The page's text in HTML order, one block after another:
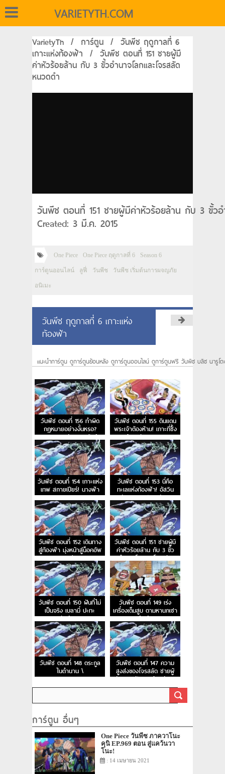
VARIETYTH.COM
VarietyTh / การ์ตูน / วันพีช ฤดูกาลที่ 6
เกาะแห่งท้องฟ้า / วันพีช ตอนที่ 151 ชายผู้มี
ค่าหัวร้อยล้าน กับ 3 ขั้วอำนาจโลกและโจรสลัด
หนวดดำ
วันพีช ตอนที่ 151 ชายผู้มีค่าหัวร้อยล้าน กับ 3 ขั้วอ
Created: 3 มี.ค. 2015
One Piece One Piece ฤดูกาลที่ 6 Season 6
การ์ตูนออนไลน์ ลูฟี่ วันพีช วันพีช เริ่มต้นการผจญภัย
อนิเมะ
วันพีช ฤดูกาลที่ 6 เกาะแห่ง
ท้องฟ้า
แนะนำการ์ตูน ดูการ์ตูนย้อนหลัง ดูการ์ตูนออนไลน์ ดูการ์ตูนฟรี วันพีซ บลีซ นารูโตะ
วันพีช ตอนที่ 156 ทำผิด
กฎหมายอย่างงั้นหรอ?
กฎหมายแห่งสกายเปียร์
วันพีช ตอนที่ 155 ดินแดน
พระเจ้าต้องห้าม! เกาะที่ซึ้ง
พระเจ้าอาศัย และ การลง
ทัณต์จากสวรรค์
วันพีช ตอนที่ 154 เกาะแห่ง
เทพ สกายเปียร์! นางฟ้า
ของหาดเมฆ
วันพีช ตอนที่ 153 นี่คือ
ทะเลแห่งท้องฟ้า! อัสวิน
แห่งนภาและประตูสู่สรวง
สวรรค์
วันพีช ตอนที่ 152 เดินทาง
สู่ท้องฟ้า มุ่งหน้าสู่น็อคอัพ
สตรีม
วันพีช ตอนที่ 151 ชายผู้มี
ค่าหัวร้อยล้าน กับ 3 ขั้ว
อำนาจโลกและโจรสลัด
หนวดดำ
วันพีช ตอนที่ 150 ฝันที่ไม่
เป็นจริง เบลามี่ ปะทะ
สหพันธ์ลิงภูเขา
วันพีช ตอนที่ 149 เร่ง
เครื่องเต็มสูบ ตามหานกเซา
ท์เบิร์ด
วันพีช ตอนที่ 148 ตระกูล
ในตำนาน \
วันพีช ตอนที่ 147 ความ
สูงส่งของโจรสลัด ชายผู้
เล่าความฝันและเจ้าแห่งการ
กู้ซากเรือ
การ์ตูน อื่นๆ
One Piece วันพีซ ภาควาโนะ
คุนิ EP.969 ตอน สู่แคว้นวา
โนะ!
: 14 เมษายน 2021